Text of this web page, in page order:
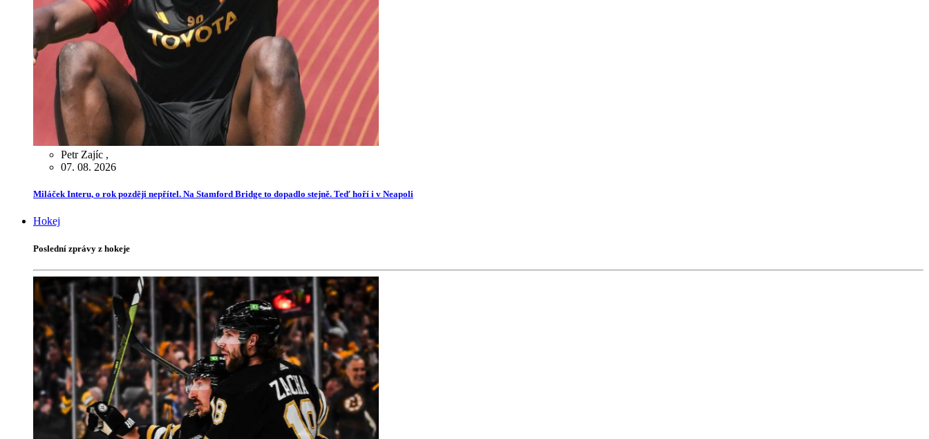
Petr Zajíc ,
07. 08. 2026
Miláček Interu, o rok později nepřítel. Na Stamford Bridge to dopadlo stejně. Teď hoří i v Neapoli
Hokej
Poslední zprávy z hokeje